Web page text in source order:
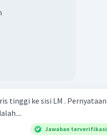
tinggi ke sisi LM . Pernyataan
Jawaban terverifikasi